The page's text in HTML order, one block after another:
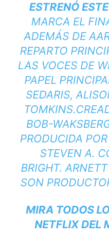
ESTRENÓ
MARCA EL
ADEMÁS DE
REPARTO
LAS VOCES DE
PAPEL
SEDARIS,
TOMKINS.
BOB-
PRODUCIDA
STEVEN A.
BRIGHT.
SON
MIRA TODOS
NETFLIX DEL